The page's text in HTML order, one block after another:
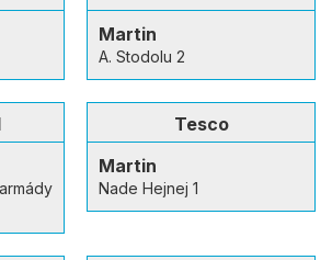
Martin
A. Stodolu 2
Tesco
Martin
Nade Hejnej 1